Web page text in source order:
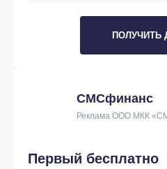
ПОЛУЧИТЬ
СМСфинанс
Реклама ООО МКК
Первый бесплатно